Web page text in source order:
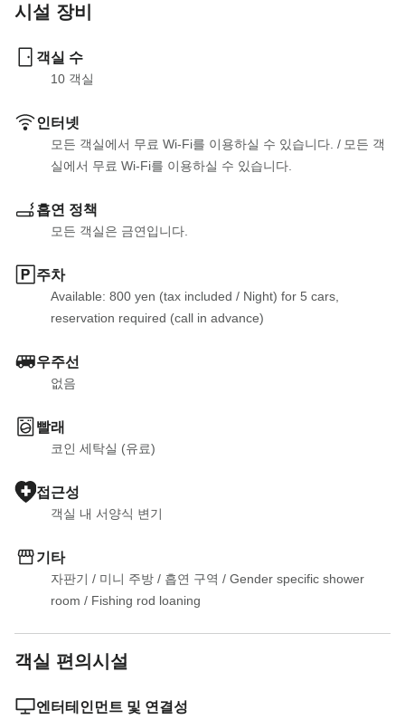
시설 장비
객실 수
10 객실
인터넷
모든 객실에서 무료 Wi-Fi를 이용하실 수 있습니다. / 모든 객
실에서 무료 Wi-Fi를 이용하실 수 있습니다.
흡연 정책
모든 객실은 금연입니다.
주차
Available: 800 yen (tax included / Night) for 5 cars,
reservation required (call in advance)
우주선
없음
빨래
코인 세탁실 (유료)
접근성
객실 내 서양식 변기
기타
자판기 / 미니 주방 / 흡연 구역 / Gender specific shower
room / Fishing rod loaning
객실 편의시설
엔터테인먼트 및 연결성